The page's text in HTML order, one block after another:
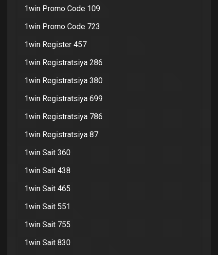
1win Promo Code 109
1win Promo Code 723
1win Register 457
1win Registratsiya 286
1win Registratsiya 380
1win Registratsiya 699
1win Registratsiya 786
1win Registratsiya 87
1win Sait 360
1win Sait 438
1win Sait 465
1win Sait 551
1win Sait 755
1win Sait 830